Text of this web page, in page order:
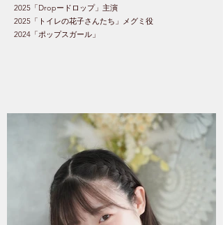
2025「Dropードロップ」主演
2025「トイレの花子さんたち」メグミ役
2024「ポップスガール」